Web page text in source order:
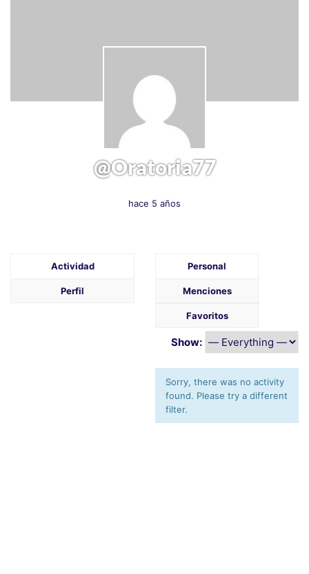
@oratoria77
hace 5 años
Actividad
Perfil
Personal
Menciones
Favoritos
Show:
Sorry, there was no activity
found. Please try a different
filter.